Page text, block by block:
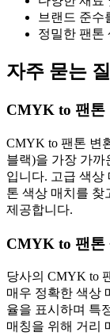
브랜드 준수
정밀한 팬톤
자주 묻는
CMYK to 팬톤
CMYK to 팬톤 변
블랙)을 가장 가까
입니다. 고급 색상
톤 색상 매치를 찾
제공합니다.
CMYK to 팬톤
당사의 CMYK to
매우 정확한 색상
율을 표시하며 특
매칭을 위해 거리